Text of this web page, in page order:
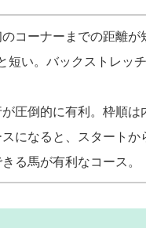
コーナーまでの距離が
短い。バックストレッ
圧倒的に有利。枠順は
になると、スタート
る馬が有利なコース。